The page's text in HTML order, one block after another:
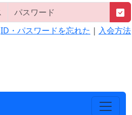
ID・パスワードを忘れた ｜ 入会方法